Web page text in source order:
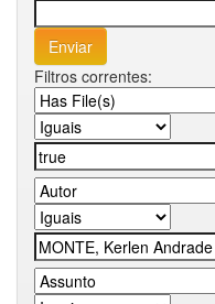
Filtros correntes: